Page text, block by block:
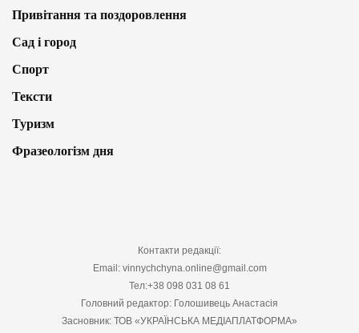
Привітання та поздоровлення
Сад і город
Спорт
Тексти
Туризм
Фразеологізм дня
Контакти редакції:
Email: vinnychchyna.online@gmail.com
Тел:+38 098 031 08 61
Головний редактор: Голошивець Анастасія
Засновник: ТОВ «УКРАЇНСЬКА МЕДІАПЛАТФОРМА»